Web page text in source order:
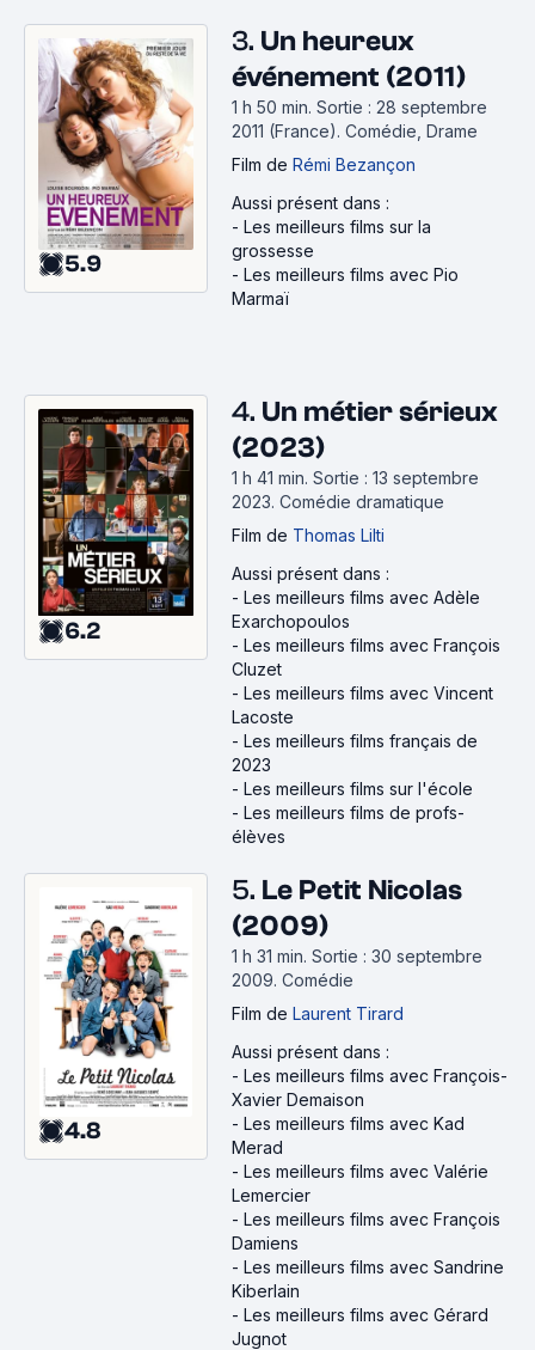
5.9
3. Un heureux
événement (2011)
1 h 50 min. Sortie : 28 septembre
2011 (France). Comédie, Drame
Film de Rémi Bezançon
Aussi présent dans :
- Les meilleurs films sur la
grossesse
- Les meilleurs films avec Pio
Marmaï
6.2
4. Un métier sérieux
(2023)
1 h 41 min. Sortie : 13 septembre
2023. Comédie dramatique
Film de Thomas Lilti
Aussi présent dans :
- Les meilleurs films avec Adèle
Exarchopoulos
- Les meilleurs films avec François
Cluzet
- Les meilleurs films avec Vincent
Lacoste
- Les meilleurs films français de
2023
- Les meilleurs films sur l'école
- Les meilleurs films de profs-
élèves
4.8
5. Le Petit Nicolas
(2009)
1 h 31 min. Sortie : 30 septembre
2009. Comédie
Film de Laurent Tirard
Aussi présent dans :
- Les meilleurs films avec François-
Xavier Demaison
- Les meilleurs films avec Kad
Merad
- Les meilleurs films avec Valérie
Lemercier
- Les meilleurs films avec François
Damiens
- Les meilleurs films avec Sandrine
Kiberlain
- Les meilleurs films avec Gérard
Jugnot